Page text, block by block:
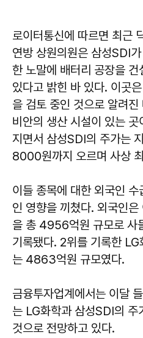
로이터통신에 따르면 최근
연방 상원의원은 삼성SDI
한 노말에 배터리 공장을
있다고 밝힌 바 있다. 이곳
을 검토 중인 것으로 알려진
비안의 생산 시설이 있는
지면서 삼성SDI의 주가는
8000원까지 오르며 사상
이들 종목에 대한 외국인
인 영향을 끼쳤다. 외국인
을 총 4956억원 규모로 사
기록됐다. 2위를 기록한
는 4863억원 규모였다.
금융투자업계에서는 이달
는 LG화학과 삼성SDI의 주
것으로 전망하고 있다.